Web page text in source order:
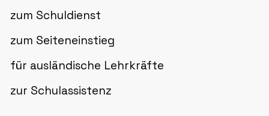
zum Schuldienst
zum Seiteneinstieg
für ausländische Lehrkräfte
zur Schulassistenz